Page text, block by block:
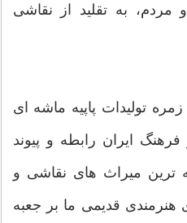
مردم، به تقلید از نقاشی
تولیدات پاپیه ماشه ای
ایران رابطه و پیوند
ترین میراث های نقاشی و
هنرمندی قدیمی ما بر جعبه